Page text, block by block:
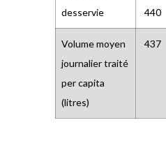
desservie
440
Volume moyen
journalier traité
per capita
(litres)
437